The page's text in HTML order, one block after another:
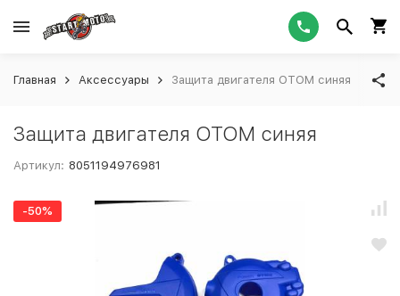
Главная Аксессуары Защита двигателя OTOM синяя
Защита двигателя OTOM синяя
Артикул: 8051194976981
-50%